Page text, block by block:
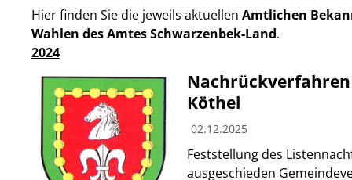
Hier finden Sie die jeweils aktuellen Amtlichen
Wahlen des Amtes Schwarzenbek-Land.
2024
Nachrückverfahren
Köthel
02.12.2025
Feststellung des
ausgeschieden